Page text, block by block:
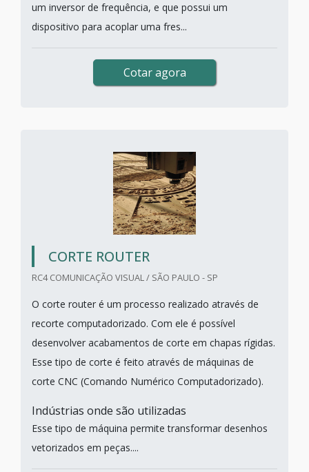
um inversor de frequência, e que possui um
dispositivo para acoplar uma fres...
Cotar agora
CORTE ROUTER
RC4 COMUNICAÇÃO VISUAL / SÃO PAULO - SP
O corte router é um processo realizado através de
recorte computadorizado. Com ele é possível
desenvolver acabamentos de corte em chapas rígidas.
Esse tipo de corte é feito através de máquinas de
corte CNC (Comando Numérico Computadorizado).
Indústrias onde são utilizadas
Esse tipo de máquina permite transformar desenhos
vetorizados em peças....